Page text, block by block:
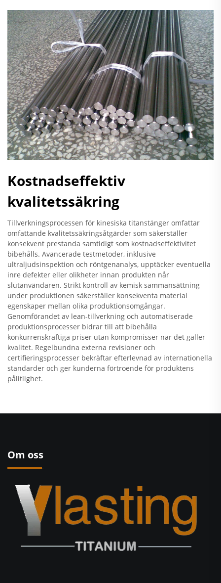
Kostnadseffektiv
kvalitetssäkring
Tillverkningsprocessen för kinesiska titanstänger omfattar
omfattande kvalitetssäkringsåtgärder som säkerställer
konsekvent prestanda samtidigt som kostnadseffektivitet
bibehålls. Avancerade testmetoder, inklusive
ultraljudsinspektion och röntgenanalys, upptäcker eventuella
inre defekter eller olikheter innan produkten når
slutanvändaren. Strikt kontroll av kemisk sammansättning
under produktionen säkerställer konsekventa material
egenskaper mellan olika produktionsomgångar.
Genomförandet av lean-tillverkning och automatiserade
produktionsprocesser bidrar till att bibehålla
konkurrenskraftiga priser utan kompromisser när det gäller
kvalitet. Regelbundna externa revisioner och
certifieringsprocesser bekräftar efterlevnad av internationella
standarder och ger kunderna förtroende för produktens
pålitlighet.
Om oss